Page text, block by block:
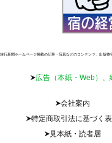
旅行新聞ホームページ掲載の記事・写真などのコンテンツ、出版物
広告（本紙・Web）
会社案内
特定商取引法に基づく
見本紙・読者層